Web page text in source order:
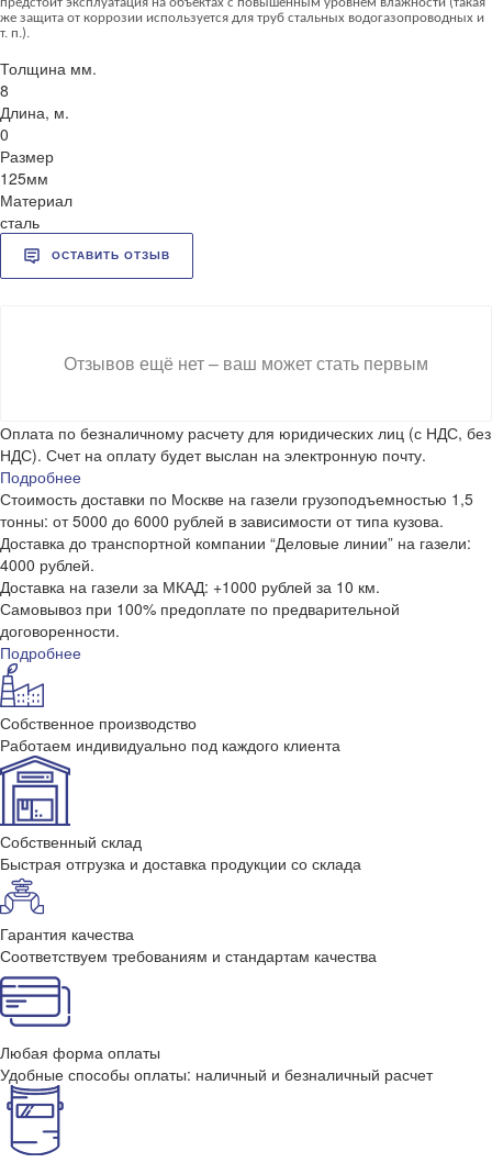
же защита от коррозии используется для труб стальных водогазопроводных и
т. п.).
Толщина мм.
8
Длина, м.
0
Размер
125мм
Материал
сталь
ОСТАВИТЬ ОТЗЫВ
Отзывов ещё нет – ваш может стать первым
Оплата по безналичному расчету для юридических лиц (с НДС, без
НДС). Счет на оплату будет выслан на электронную почту.
Подробнее
Стоимость доставки по Москве на газели грузоподъемностью 1,5
тонны: от 5000 до 6000 рублей в зависимости от типа кузова.
Доставка до транспортной компании “Деловые линии” на газели:
4000 рублей.
Доставка на газели за МКАД: +1000 рублей за 10 км.
Самовывоз при 100% предоплате по предварительной
договоренности.
Подробнее
Собственное производство
Работаем индивидуально под каждого клиента
Собственный склад
Быстрая отгрузка и доставка продукции со склада
Гарантия качества
Соответствуем требованиям и стандартам качества
Любая форма оплаты
Удобные способы оплаты: наличный и безналичный расчет